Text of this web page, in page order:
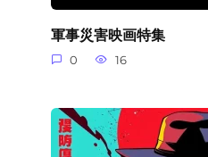
軍事災害映画特集
0 16